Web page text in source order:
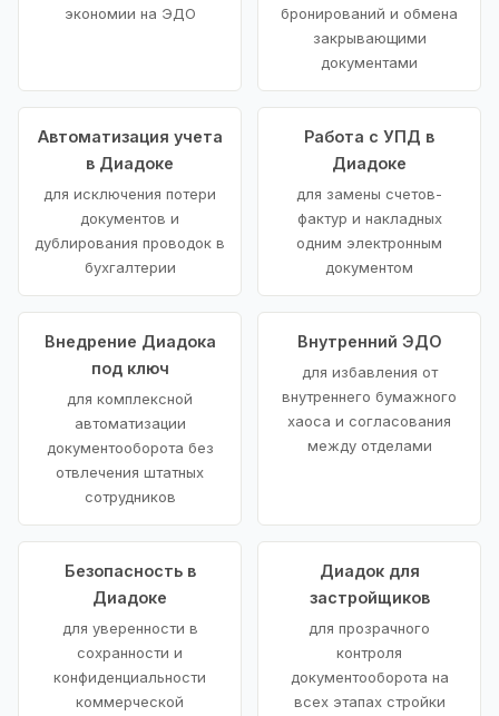
экономии на ЭДО
бронирований и обмена
закрывающими
документами
Автоматизация учета
в Диадоке
для исключения потери
документов и
дублирования проводок в
бухгалтерии
Работа с УПД в
Диадоке
для замены счетов-
фактур и накладных
одним электронным
документом
Внедрение Диадока
под ключ
для комплексной
автоматизации
документооборота без
отвлечения штатных
сотрудников
Внутренний ЭДО
для избавления от
внутреннего бумажного
хаоса и согласования
между отделами
Безопасность в
Диадоке
для уверенности в
сохранности и
конфиденциальности
коммерческой
Диадок для
застройщиков
для прозрачного
контроля
документооборота на
всех этапах стройки